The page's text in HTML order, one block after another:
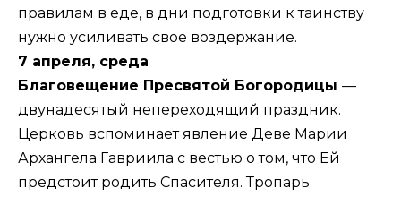
правилам в еде, в дни подготовки к таинству
нужно усиливать свое воздержание.
7 апреля, среда
Благовещение Пресвятой Богородицы —
двунадесятый непереходящий праздник.
Церковь вспоминает явление Деве Марии
Архангела Гавриила с вестью о том, что Ей
предстоит родить Спасителя. Тропарь